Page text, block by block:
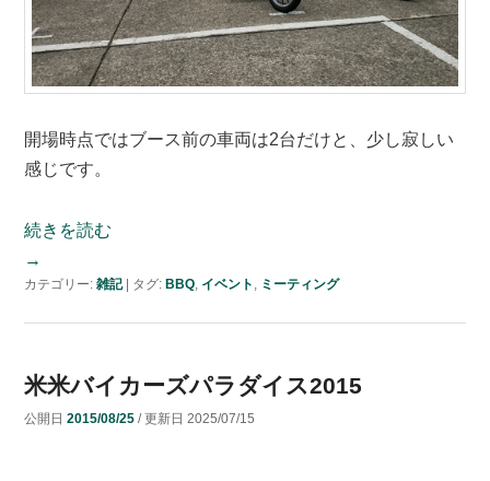
開場時点ではブース前の車両は2台だけと、少し寂しい
感じです。
続きを読む
→
カテゴリー: 雑記 タグ: BBQ, イベント , ミーティング
米米バイカーズパラダイス2015
公開日 2015/08/25/ 更新日 2025/07/15